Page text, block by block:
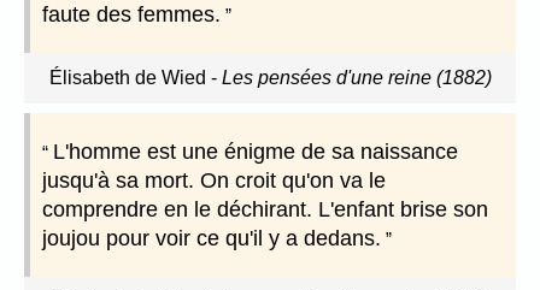
faute des femmes.
Élisabeth de Wied - Les pensées d'une reine (1882)
L'homme est une énigme de sa naissance
jusqu'à sa mort. On croit qu'on va le
comprendre en le déchirant. L'enfant brise son
joujou pour voir ce qu'il y a dedans.